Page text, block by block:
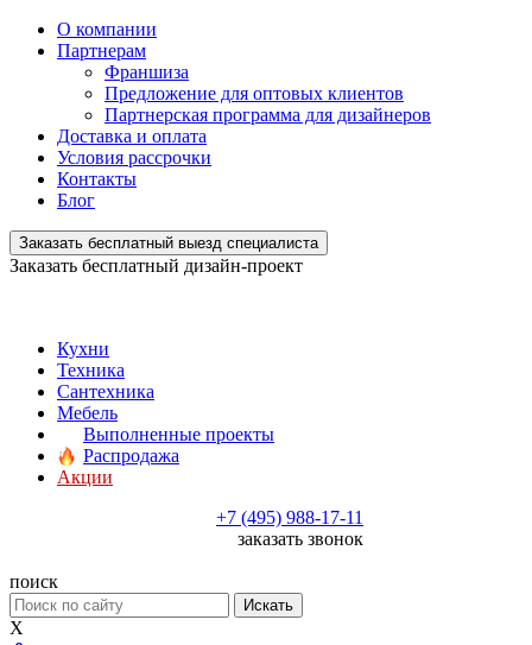
О компании
Партнерам
Франшиза
Предложение для оптовых клиентов
Партнерская программа для дизайнеров
Доставка и оплата
Условия рассрочки
Контакты
Блог
Заказать бесплатный выезд специалиста
Заказать бесплатный дизайн-проект
Кухни
Техника
Сантехника
Мебель
Выполненные проекты
Распродажа
Акции
+7 (495) 988-17-11
заказать звонок
поиск
Искать
X